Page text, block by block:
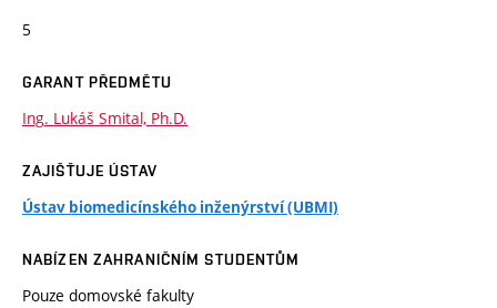
5
GARANT PŘEDMĚTU
Ing. Lukáš Smital, Ph.D.
ZAJIŠŤUJE ÚSTAV
Ústav biomedicínského inženýrství (UBMI)
NABÍZEN ZAHRANIČNÍM STUDENTŮM
Pouze domovské fakulty